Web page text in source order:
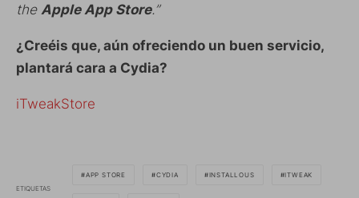
the Apple App Store.”
¿Creéis que, aún ofreciendo un buen servicio,
plantará cara a Cydia?
iTweakStore
ETIQUETAS
APP STORE CYDIA INSTALLOUS ITWEAK